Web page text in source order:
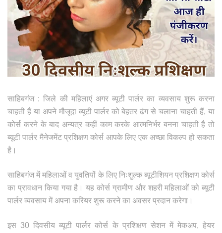
साहिबगंज : जिले की महिलाएं अगर ब्यूटी पार्लर का व्यवसाय शुरू करना
चाहती हैं या अपने मौजूदा ब्यूटी पार्लर को बेहतर ढंग से चलाना चाहती हैं, या
कोर्स करने के बाद अन्यत्र कहीं काम करके आत्मनिर्भर बनना चाहती है तो
ब्यूटी पार्लर मैनेजमेंट प्रशिक्षण कोर्स आपके लिए एक अच्छा विकल्प हो सकता
है।
साहिबगंज में महिलाओं व युवतियों के लिए निःशुल्क ब्यूटीशियन प्रशिक्षण कोर्स
का प्रावधान किया गया है। यह कोर्स ग्रामीण और शहरी महिलाओं को ब्यूटी
पार्लर व्यवसाय में अपना करियर शुरू करने का अवसर प्रदान करेगा।
इस 30 दिवसीय ब्यूटी पार्लर कोर्स के प्रशिक्षण सेशन में मेकअप, हेयर